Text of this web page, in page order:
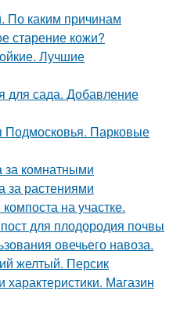
По каким причинам
старение кожи?
Лучшие
для сада. Добавление
Подмосковья. Парковые
за комнатными
за растениями
на участке.
для плодородия почвы
овечьего навоза.
желтый. Персик
Магазин